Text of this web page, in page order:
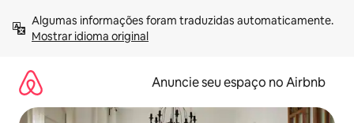
para
Mostrar idioma original
Anuncie seu espaço no Airbnb